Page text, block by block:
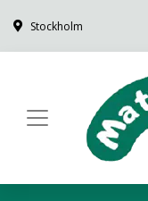
Stockholm